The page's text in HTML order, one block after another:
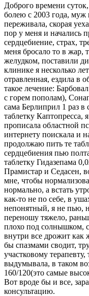
Доброго времени
болею с 2003 года, муж
переживала, скорая
пор у меня и
сердцебиение, страх,
меня бросало то в жар,
желудком, поставили
клинике я несколько
отравленная, ездила в
такое лечение:
с горем пополам),
сама Берлиприл 1 раз
таблетку Каптопресса,
прописала областной
интернету поискала и
продолжаю пить те
сердцебиения пью
таблетку Гидазепама
Прамистар и Седасен,
мне, чтобы
нормально, а встать
как-то не по себе, в
непонятный, я не пью,
переношу тяжело,
плохо под солнышком,
внутри все дрожит как
бы спазмами сводит,
участковому
выдумывала, в таком
160/120(это самые
Вот вроде бы и все,
консультацию.